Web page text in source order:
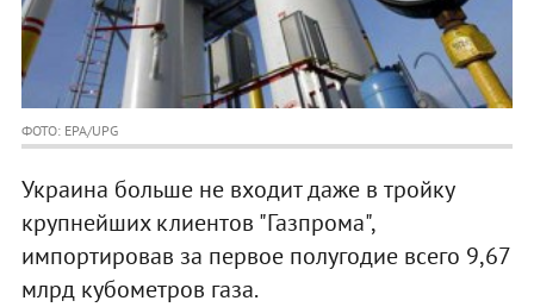
ФОТО: EPA/UPG
Украина больше не входит даже в тройку
крупнейших клиентов "Газпрома",
импортировав за первое полугодие всего 9,67
млрд кубометров газа.